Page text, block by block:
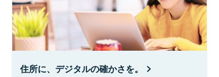
住所に、デジタルの確かさを。